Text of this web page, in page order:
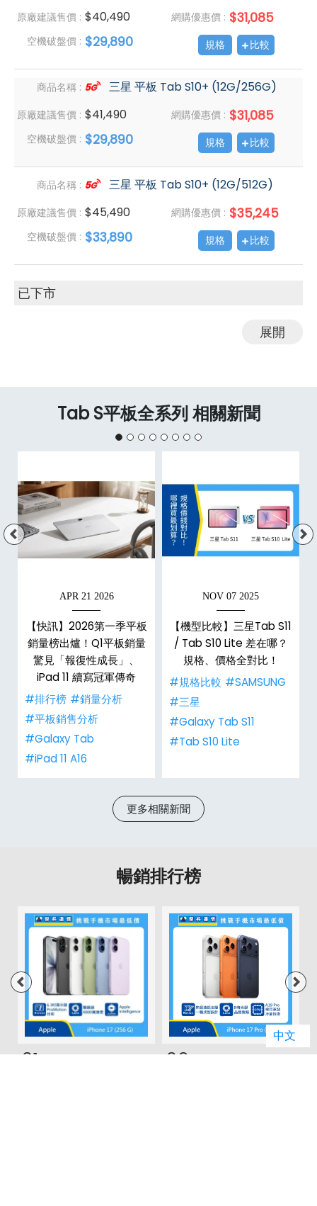
原廠建議售價 : $40,490 網購優惠價 : $31,085
空機破盤價 : $29,890 規格 比較
商品名稱 : 三星 平板 Tab S10+ (12G/256G)
原廠建議售價 : $41,490 網購優惠價 : $31,085
空機破盤價 : $29,890 規格 比較
商品名稱 : 三星 平板 Tab S10+ (12G/512G)
原廠建議售價 : $45,490 網購優惠價 : $35,245
空機破盤價 : $33,890 規格 比較
已下市
展開
Tab S平板全系列 相關新聞
APR 21 2026
【快訊】2026第一季平板
銷量榜出爐！Q1平板銷量
驚見「報復性成長」、
iPad 11 續寫冠軍傳奇
#排行榜 #銷量分析
#平板銷售分析
#Galaxy Tab
#iPad 11 A16
NOV 07 2025
【機型比較】三星Tab S11
/ Tab S10 Lite 差在哪？
規格、價格全對比！
#規格比較 #SAMSUNG
#三星
#Galaxy Tab S11
#Tab S10 Lite
更多相關新聞
暢銷排行榜
01 02
中文